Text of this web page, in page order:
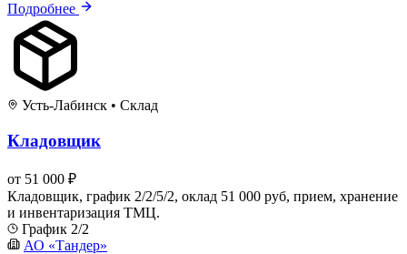
Подробнее
Усть-Лабинск • Склад
Кладовщик
от 51 000 ₽
Кладовщик, график 2/2/5/2, оклад 51 000 руб, прием, хранение
и инвентаризация ТМЦ.
График 2/2
АО «Тандер»